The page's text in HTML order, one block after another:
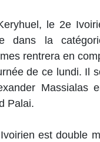
le 2e
dans la
rentrera en
de ce lundi. Il
Massialas
Palai.
est double